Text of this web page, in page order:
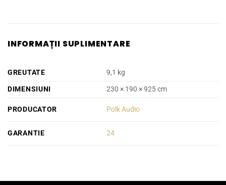
INFORMAȚII SUPLIMENTARE
GREUTATE
9,1 kg
DIMENSIUNI
230 × 190 × 925 cm
PRODUCATOR Polk Audio
GARANTIE 24